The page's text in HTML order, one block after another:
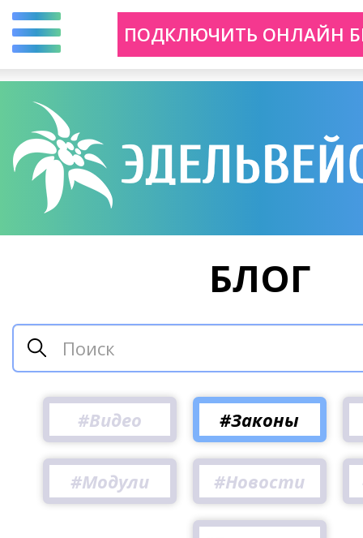
Перейти
к
основному
содержанию
ПОДКЛЮЧИТЬ ОНЛАЙН
БЛОГ
Видео Законы
Модули Новости